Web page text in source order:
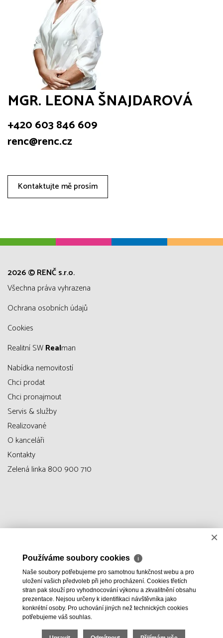
MGR. LEONA ŠNAJDAROVÁ
+420 603 846 609
renc@renc.cz
Kontaktujte mě prosím
2026 © RENČ s.r.o.
všechna práva vyhrazena
Ochrana osobních údajů
Cookies
Realitní SWRealman
Nabídka nemovitostí
Chci prodat
Chci pronajmout
Servis & služby
Realizované
O kanceláři
Kontakty
Zelená linka 800 900 710
×
Používáme soubory cookies ℹ
Naše soubory potřebujeme pro samotnou funkčnost webu a pro
uložení vašich předvoleb při jeho procházení. Cookies třetích
stran pak slouží pro vyhodnocování výkonu a zkvalitnění obsahu
prezentace. Nejsou určeny k identifikaci návštěvníka jako
konkrétní osoby. Pro uchování jiných než technických cookies
potřebujeme váš souhlas.